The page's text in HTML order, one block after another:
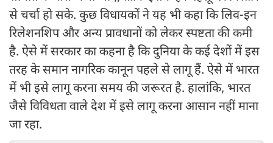
से चर्चा हो सके. कुछ विधायकों ने यह भी कहा कि लिव-इन
रिलेशनशिप और अन्य प्रावधानों को लेकर स्पष्टता की कमी
है. ऐसे में सरकार का कहना है कि दुनिया के कई देशों में इस
तरह के समान नागरिक कानून पहले से लागू हैं. ऐसे में भारत
में भी इसे लागू करना समय की जरूरत है. हालांकि, भारत
जैसे विविधता वाले देश में इसे लागू करना आसान नहीं माना
जा रहा.